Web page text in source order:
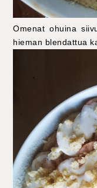
Omenat ohuina
hieman blendattua